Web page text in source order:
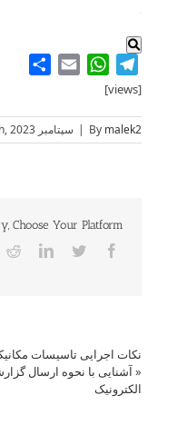
.
Telegram
WhatsApp
Email
[views]
By malek2
| سپتامبر 11th, 2023
Choose Your Platform!
Facebook
Twitter
نکات اجرایی تاسیسات
«آشنایی با نحوه ارسال
الکترونیک